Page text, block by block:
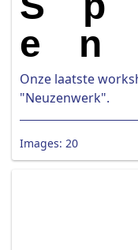
en
Onze laatste
"Neuzenwerk".
Images: 20